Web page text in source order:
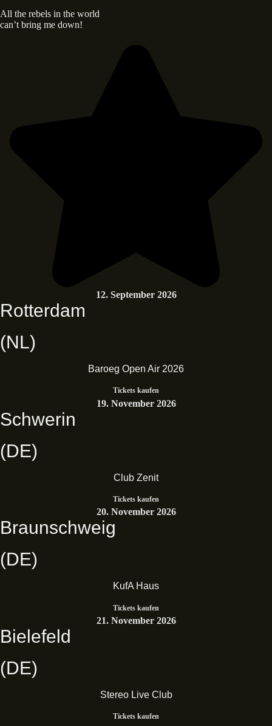
All the rebels in the world
can’t bring me down!
12. September 2026
Rotterdam
(NL)
Baroeg Open Air 2026
Tickets kaufen
19. November 2026
Schwerin
(DE)
Club Zenit
Tickets kaufen
20. November 2026
Braunschweig
(DE)
KufA Haus
Tickets kaufen
21. November 2026
Bielefeld
(DE)
Stereo Live Club
Tickets kaufen